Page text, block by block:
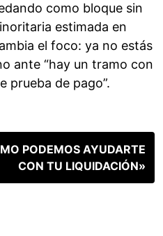
como bloque sin
estimada en
el foco: ya no estás
ante “hay un tramo con
prueba de pago”.
PODEMOS AYUDARTE
CON TU LIQUIDACIÓN»